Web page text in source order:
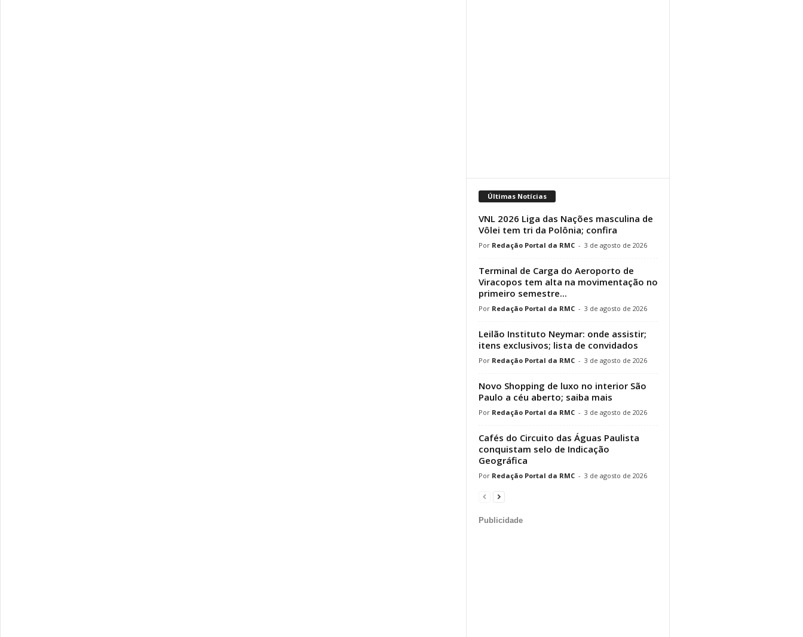
Últimas Notícias
VNL 2026 Liga das Nações masculina de
Vôlei tem tri da Polônia; confira
Redação Portal da RMC - 3 de agosto de 2026
Terminal de Carga do Aeroporto de
Viracopos tem alta na movimentação no
primeiro semestre...
Redação Portal da RMC - 3 de agosto de 2026
Leilão Instituto Neymar: onde assistir;
itens exclusivos; lista de convidados
Redação Portal da RMC - 3 de agosto de 2026
Novo Shopping de luxo no interior São
Paulo a céu aberto; saiba mais
Redação Portal da RMC - 3 de agosto de 2026
Cafés do Circuito das Águas Paulista
conquistam selo de Indicação
Geográfica
Redação Portal da RMC - 3 de agosto de 2026
Publicidade